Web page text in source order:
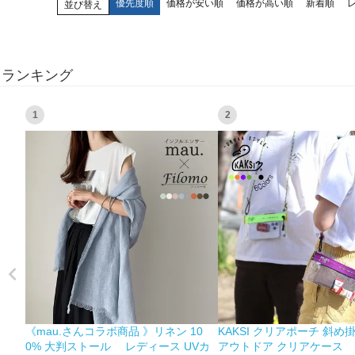
並び替え 優先度順 価格が安い順 価格が高い順 新着順
ランキング
1
《mau.さんコラボ商品 》リネン 10
0% 大判ストール レディース UVカ
2
KAKSI クリアポーチ 斜め
アウトドア クリアケース